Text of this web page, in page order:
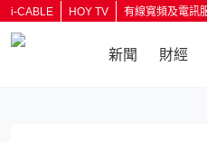
i-CABLE HOY TV 有線寬頻及電訊
新聞 財經